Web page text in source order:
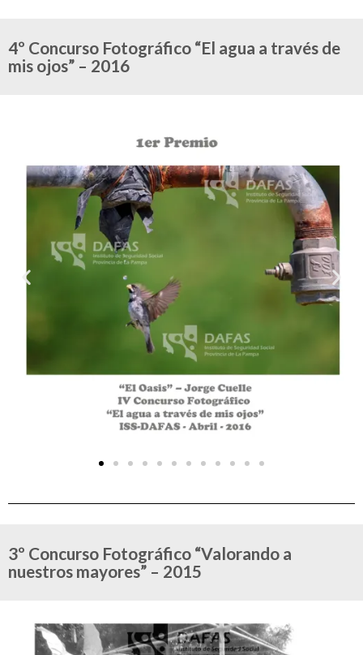
4º Concurso Fotográfico “El agua a través de
mis ojos” – 2016
3º Concurso Fotográfico “Valorando a
nuestros mayores” – 2015